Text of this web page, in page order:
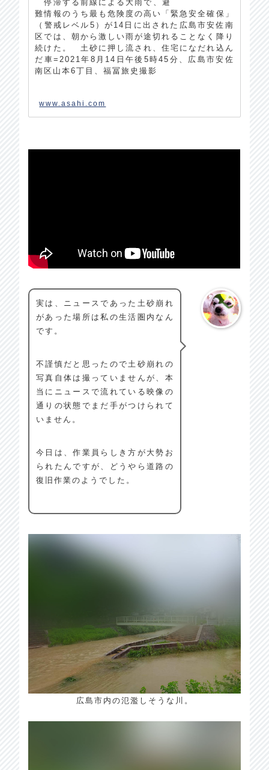
停滞する前線による大雨で、避
難情報のうち最も危険度の高い「緊急安全確保」
（警戒レベル5）が14日に出された広島市安佐南
区では、朝から激しい雨が途切れることなく降り
続けた。 土砂に押し流され、住宅になだれ込ん
だ車=2021年8月14日午後5時45分、広島市安佐
南区山本6丁目、福冨旅史撮影
www.asahi.com
実は、ニュースであった土砂崩れ
があった場所は私の生活圏内なん
です。
不謹慎だと思ったので土砂崩れの
写真自体は撮っていませんが、本
当にニュースで流れている映像の
通りの状態でまだ手がつけられて
いません。
今日は、作業員らしき方が大勢お
られたんですが、どうやら道路の
復旧作業のようでした。
広島市内の氾濫しそうな川。